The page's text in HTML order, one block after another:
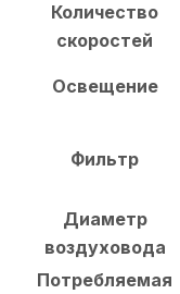
Количество
скоростей
Освещение
Фильтр
Диаметр
воздуховода
Потребляемая